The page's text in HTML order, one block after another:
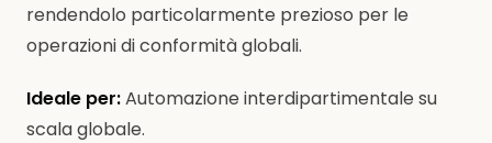
rendendolo particolarmente prezioso per le
operazioni di conformità globali.
Ideale per:Automazione interdipartimentale su
scala globale.